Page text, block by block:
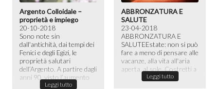
Argento Colloidale –
proprietà e impiego
20-10-2018
Sono note sin
dall'antichità, dai tempi dei
Fenici e degli Egizi, le
proprietà salutari
dell’Argento. A partire dagli
anni 90, visto l’aumento
Leggi tutto
ABBRONZATURA E
SALUTE
23-04-2018
ABBRONZATURA E
SALUTE​ Estate: non si può
fare a meno di pensare alle
vacanze, alla vita all'aria
aperta, al sole. Costretti a
passare la maggior ...
Leggi tutto